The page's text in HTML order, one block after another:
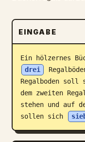
Blog
Updates
EINGABE
Ein hölzernes
drei
Regalboden soll
dem zweiten
stehen und auf
sollen sich